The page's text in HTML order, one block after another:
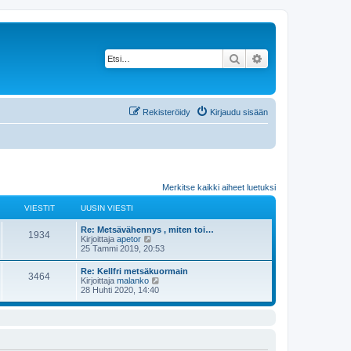
Etsi
Kirjaudu sisään
Rekisteröidy
Merkitse kaikki aiheet luetuksi
VIESTIT UUSIN VIESTI
1934
Re: Metsävähennys , miten toi…
Kirjoittaja apetor
ä
ä
u
u
s
25 Tammi 2019, 20:53
3464
Re: Kellfri metsäkuormain
Kirjoittaja malanko
t
28 Huhti 2020, 14:40